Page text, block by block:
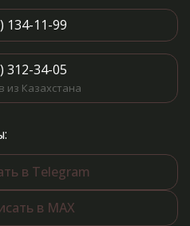
134-11-99
312-34-05
из Казахстана
в Telegram
в MAX